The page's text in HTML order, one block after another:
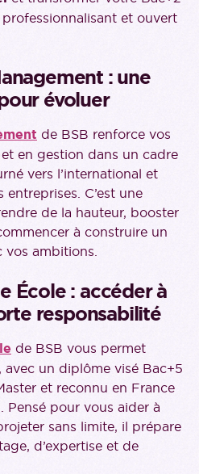
et ouvert
: une
évoluer
de BSB renforce vos
en gestion dans un cadre
vers l’international et
C’est une
de la hauteur, booster
à construire un
ambitions.
École : accéder à
responsabilité
de BSB vous permet
avec un diplôme visé Bac+5
et reconnu en France
Pensé pour vous aider à
sans limite, il prépare
d’expertise et de